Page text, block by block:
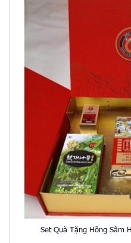
Set Quà Tặng Hồng Sâm